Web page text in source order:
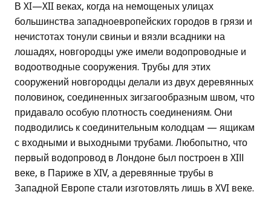
В XI—XII веках, когда на немощеных улицах
большинства западноевропейских городов в грязи и
нечистотах тонули свиньи и вязли всадники на
лошадях, новгородцы уже имели водопроводные и
водоотводные сооружения. Трубы для этих
сооружений новгородцы делали из двух деревянных
половинок, соединенных зигзагообразным швом, что
придавало особую плотность соединениям. Они
подводились к соединительным колодцам — ящикам
с входными и выходными трубами. Любопытно, что
первый водопровод в Лондоне был построен в XIІІ
веке, в Париже в XIV, а деревянные трубы в
Западной Европе стали изготовлять лишь в XVI веке.